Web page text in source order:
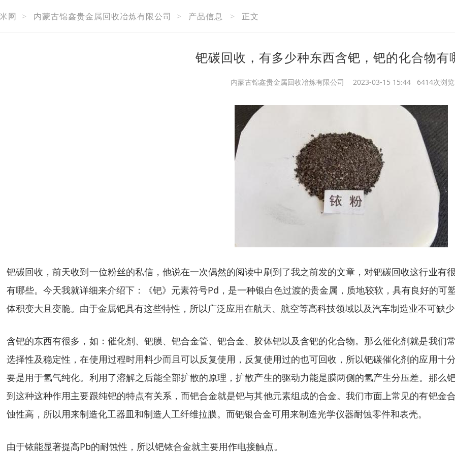
网 > 内蒙古锦鑫贵金属回收冶炼有限公司 > 产品信息 > 正文
钯碳回收，有多少种东西含钯，钯的化合物有
内蒙古锦鑫贵金属回收冶炼有限公司 2023-03-15 15:44 6414次浏览
钯碳回收，前天收到一位粉丝的私信，他说在一次偶然的阅读中刷到了我之前发的文章，对钯碳回收这行业有
有哪些。今天我就详细来介绍下：《钯》元素符号Pd，是一种银白色过渡的贵金属，质地较软，具有良好的
体积变大且变脆。由于金属钯具有这些特性，所以广泛应用在航天、航空等高科技领域以及汽车制造业不可缺
含钯的东西有很多，如：催化剂、钯膜、钯合金管、钯合金、胶体钯以及含钯的化合物。那么催化剂就是我们
选择性及稳定性，在使用过程时用料少而且可以反复使用，反复使用过的也可回收，所以钯碳催化剂的应用十
要是用于氢气纯化。利用了溶解之后能全部扩散的原理，扩散产生的驱动力能是膜两侧的氢产生分压差。那么
到这种这种作用主要跟纯钯的特点有关系，而钯合金就是钯与其他元素组成的合金。我们市面上常见的有钯金
蚀性高，所以用来制造化工器皿和制造人工纤维拉膜。而钯银合金可用来制造光学仪器耐蚀零件和表壳。
由于铱能显著提高Pb的耐蚀性，所以钯铱合金就主要用作电接触点。